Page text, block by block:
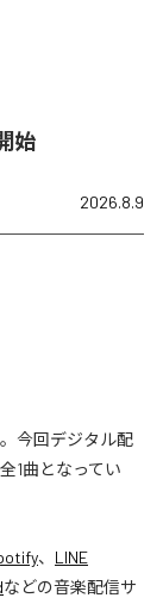
始
2026.8.9
今回デジタル配
1曲となってい
、 LINE
などの音楽配信サ